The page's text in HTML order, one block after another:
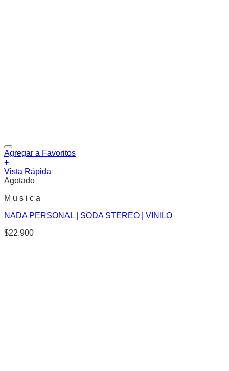
Agregar a Favoritos
+
Vista Rápida
Agotado
M u s i c a
NADA PERSONAL | SODA STEREO | VINILO
$22.900